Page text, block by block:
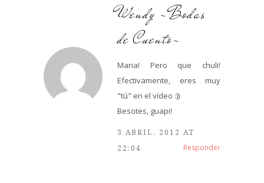
Wendy -Bodas
de Cuento-
Maria! Pero que chuli!
Efectivamente, eres muy
"tú" en el vídeo :))
Besotes, guapi!
3 ABRIL, 2012 AT
22:04
Responder